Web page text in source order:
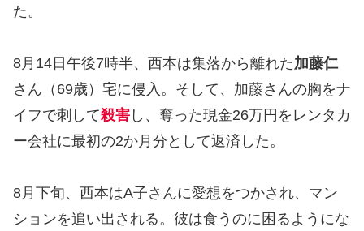
た。
8月14日午後7時半、西本は集落から離れた加藤仁
さん（69歳）宅に侵入。そして、加藤さんの胸をナ
イフで刺して殺害 し、奪った現金26万円をレンタカ
ー会社に最初の2か月分として返済した。
8月下旬、西本はA子さんに愛想をつかされ、マン
ションを追い出される。彼は食うのに困るようにな